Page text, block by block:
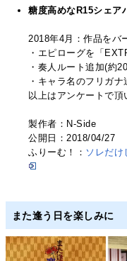
糖度高めなR15シェア
2018年4月：作品をバ
・エピローグを「
・奏人ルート追加(約
・キャラ名のフリガナ
以上はアンケートで頂
製作者：N-Side
公開日：2018/04/27
ふりーむ！： ソレだ
また逢う日を楽しみに